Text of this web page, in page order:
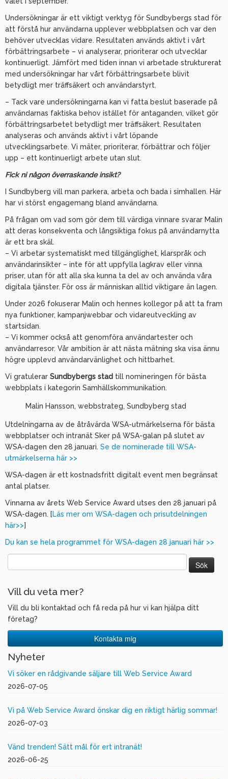
Undersökningar är ett viktigt verktyg för Sundbybergs stad för
att förstå hur användarna upplever webbplatsen och var den
behöver utvecklas vidare. Resultaten används aktivt i vårt
förbättringsarbete – vi analyserar, prioriterar och utvecklar
kontinuerligt. Jämfört med tiden innan vi arbetade strukturerat
med undersökningar har vårt förbättringsarbete blivit
betydligt mer träffsäkert och användarstyrt.
– Tack vare undersökningarna kan vi fatta beslut baserade på
användarnas faktiska behov istället för antaganden, vilket gör
förbättringsarbetet betydligt mer träffsäkert. Resultaten
analyseras och används aktivt i vårt löpande
utvecklingsarbete. Vi mäter, prioriterar, förbättrar och följer
upp – ett kontinuerligt arbete utan slut.
Fick ni någon överraskande insikt?
I Sundbyberg vill man parkera, arbeta och bada i simhallen. Här
har vi störst engagemang bland användarna.
På frågan om vad som gör dem till värdiga vinnare svarar Malin
att deras konsekventa och långsiktiga fokus på användarnytta
är ett bra skäl.
– Vi arbetar systematiskt med tillgänglighet, klarspråk och
användarinsikter – inte för att uppfylla lagkrav eller vinna
priser, utan för att alla ska kunna ta del av och använda våra
digitala tjänster. För oss är människan alltid viktigare än lagen.
Under 2026 fokuserar Malin och hennes kollegor på att ta fram
nya funktioner, kampanjwebbar och vidareutveckling av
startsidan.
– Vi kommer också att genomföra användartester och
användarresor. Vår ambition är att nästa mätning ska visa ännu
högre upplevd användarvänlighet och hittbarhet.
Vi gratulerar Sundbybergs stad till nomineringen för bästa
webbplats i kategorin Samhällskommunikation.
Malin Hansson, webbstrateg, Sundbyberg stad
Utdelningarna av de åtråvärda WSA-utmärkelserna för bästa
webbplatser och intranät Sker på WSA-galan på slutet av
WSA-dagen den 28 januari. Se de nominerade till WSA-
utmärkelserna här >>
WSA-dagen är ett kostnadsfritt digitalt event men begränsat
antal platser.
Vinnarna av årets Web Service Award utses den 28 januari på
WSA-dagen. [Läs mer om WSA-dagen och prisutdelningen
här>>]
Du kan se hela programmet för WSA-dagen 28 januari här >>
efter:
Vill du veta mer?
Vill du bli kontaktad och få reda på hur vi kan hjälpa ditt
företag?
Kontakta mig
Nyheter
Vi söker en rådgivande säljare till Web Service Award
2026-07-05
Vi på Web Service Award önskar dig en riktigt härlig sommar!
2026-07-03
Vänd trenden! Sätt mål för ert intranät!
2026-06-25